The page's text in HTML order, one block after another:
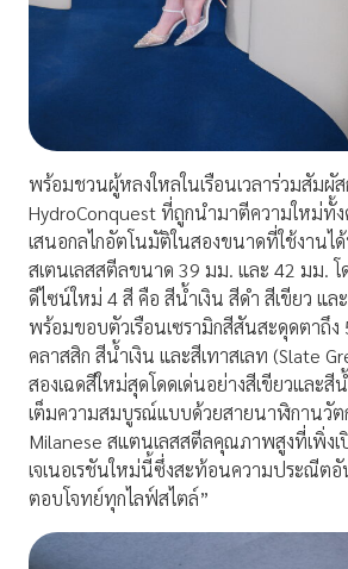
พร้อมชวนผู้หลงใหลในเรือนเวลาร่วมสัมผั
HydroConquest ที่ถูกนำมาตีความใหม่ทั้
เสนอกลไกอัตโนมัติในสองขนาดที่ใช้งานไ
สเตนเลสสตีลขนาด 39 มม. และ 42 มม.
ดีไซน์ใหม่ 4 สี คือ สีน้ำเงิน สีดำ สีเขียว แล
พร้อมขอบตัวเรือนเซรามิกสีสันสะดุดตาถึง
คลาสสิก สีน้ำเงิน และสีเทาสเลท (Slate
สองเฉดสีใหม่สุดโดดเด่นอย่างสีเขียวและ
เต็มความสมบูรณ์แบบด้วยสายนาฬิกานวัต
Milanese สแตนเลสสตีลคุณภาพสูงที่เพิ่งเ
เจเนอเรชันใหม่นี้ซึ่งสะท้อนความประณีต
ตอบโจทย์ทุกไลฟ์สไตล์”